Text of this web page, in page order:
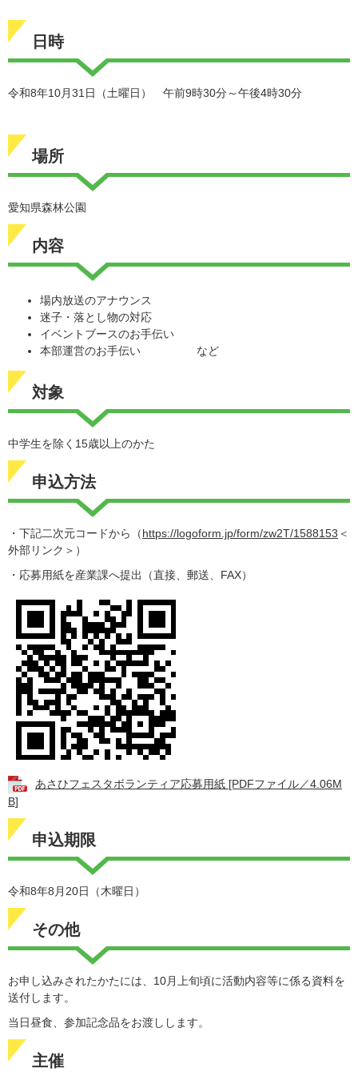
日時
令和8年10月31日（土曜日） 午前9時30分～午後4時30分
場所
愛知県森林公園
内容
場内放送のアナウンス
迷子・落とし物の対応
イベントブースのお手伝い
本部運営のお手伝い など
対象
中学生を除く15歳以上のかた
申込方法
・下記二次元コードから（https://logoform.jp/form/zw2T/1588153 ＜
外部リンク＞ ）
・応募用紙を産業課へ提出（直接、郵送、FAX）
あさひフェスタボランティア応募用紙 [PDFファイル／4.06M
B]
申込期限
令和8年8月20日（木曜日）
その他
お申し込みされたかたには、10月上旬頃に活動内容等に係る資料を
送付します。
当日昼食、参加記念品をお渡しします。
主催